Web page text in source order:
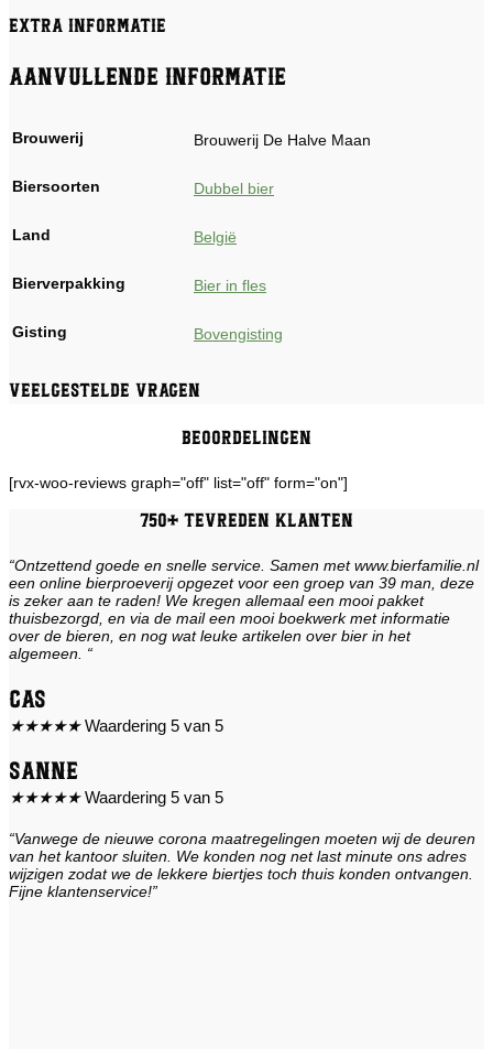
Extra informatie
Aanvullende informatie
Brouwerij Brouwerij De Halve Maan
Biersoorten Dubbel bier
Land België
Bierverpakking Bier in fles
Gisting Bovengisting
Veelgestelde vragen
Beoordelingen
[rvx-woo-reviews graph="off" list="off" form="on"]
750+ tevreden klanten
“Ontzettend goede en snelle service. Samen met www.bierfamilie.nl
een online bierproeverij opgezet voor een groep van 39 man, deze
is zeker aan te raden! We kregen allemaal een mooi pakket
thuisbezorgd, en via de mail een mooi boekwerk met informatie
over de bieren, en nog wat leuke artikelen over bier in het
algemeen. “
Cas
★★★★★ Waardering 5 van 5
Sanne
★★★★★ Waardering 5 van 5
“Vanwege de nieuwe corona maatregelingen moeten wij de deuren
van het kantoor sluiten. We konden nog net last minute ons adres
wijzigen zodat we de lekkere biertjes toch thuis konden ontvangen.
Fijne klantenservice!”